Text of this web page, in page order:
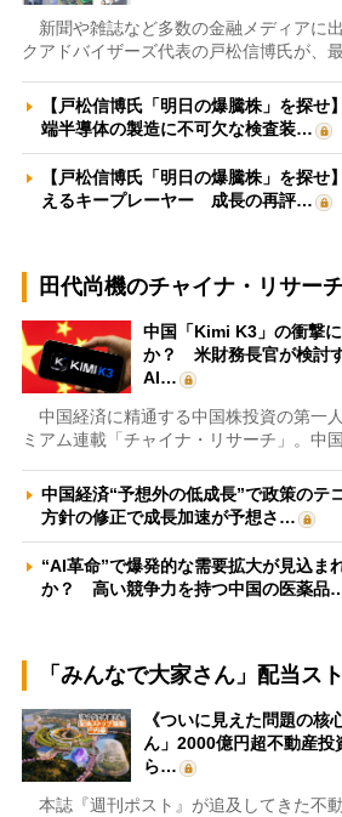
新聞や雑誌など多数の金融メディアに
クアドバイザーズ代表の戸松信博氏が、
【戸松信博氏「明日の爆騰株」を探せ
端半導体の製造に不可欠な検査装…
【戸松信博氏「明日の爆騰株」を探
えるキープレーヤー 成長の再評…
田代尚機のチャイナ・リサー
中国「Kimi K3」の衝撃
か？ 米財務長官が検討
AI…
中国経済に精通する中国株投資の第一
ミアム連載「チャイナ・リサーチ」。中
中国経済“予想外の低成長”で政策の
方針の修正で成長加速が予想さ…
“AI革命”で爆発的な需要拡大が見込ま
か？ 高い競争力を持つ中国の医薬品
「みんなで大家さん」配当ス
《ついに見えた問題の核
ん」2000億円超不動産投
ら…
本誌『週刊ポスト』が追及してきた不